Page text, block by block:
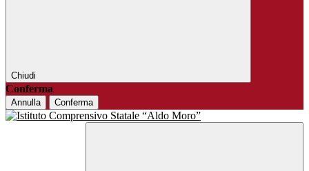
Chiudi
Conferma
Annulla Conferma